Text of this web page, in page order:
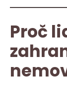
Proč